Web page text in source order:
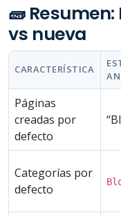
🧱
vs nueva
CARACTERÍSTICA
Páginas
creadas por
defecto
Categorías por
defecto